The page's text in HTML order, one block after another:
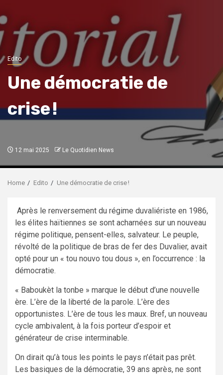
Edito
Une démocratie de
crise !
12 mai 2025 Le Quotidien News
Home Edito Une démocratie de crise !
Après le renversement du régime duvaliériste en 1986,
les élites haïtiennes se sont acharnées sur un nouveau
régime politique, pensent-elles, salvateur. Le peuple,
révolté de la politique de bras de fer des Duvalier, avait
opté pour un « tou nouvo tou dous », en l’occurrence : la
démocratie.
« Baboukèt la tonbe » marque le début d’une nouvelle
ère. L’ère de la liberté de la parole. L’ère des
opportunistes. L’ère de tous les maux. Bref, un nouveau
cycle ambivalent, à la fois porteur d’espoir et
générateur de crise interminable.
On dirait qu’à tous les points le pays n’était pas prêt.
Les basiques de la démocratie, 39 ans après, ne sont